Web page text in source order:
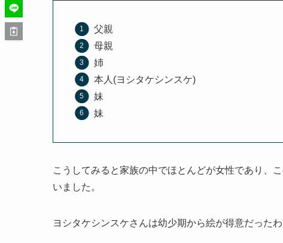
父親
母親
姉
本人(ヨシタケシンスケ)
妹
妹
こうしてみると家族の中でほとんどが女性であり、
いました。
ヨシタケシンスケさんは幼少期から絵が得意だったわ